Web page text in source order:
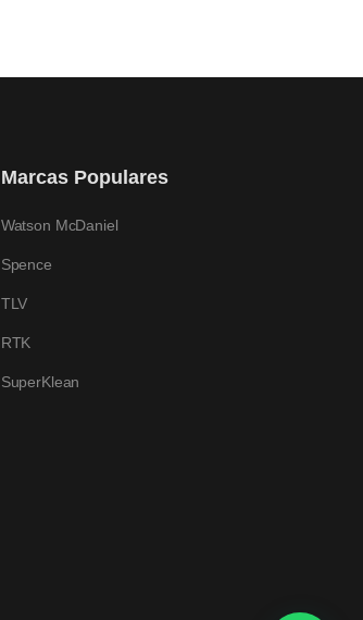
Marcas Populares
Watson McDaniel
Spence
TLV
RTK
SuperKlean